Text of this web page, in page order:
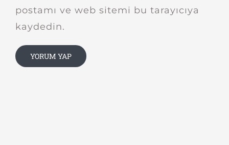
postamı ve web sitemi bu tarayıcıya
kaydedin.